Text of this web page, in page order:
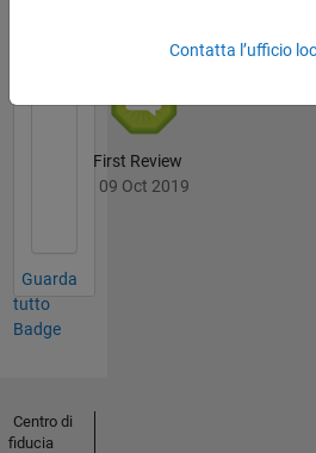
First Review
09 Oct 2019
Guarda
tutto
Badge
Contatta l’ufficio
Centro di
fiducia